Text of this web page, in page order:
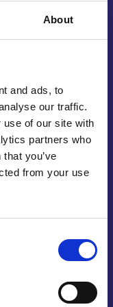
About
and ads, to
our traffic.
use of our site with
partners who
you’ve
from your use
plaat kunt u
oppervlakkig
waarbij de
moet zijn,
beide gevallen
een
graveren,
QR-code
voorbereid
op de